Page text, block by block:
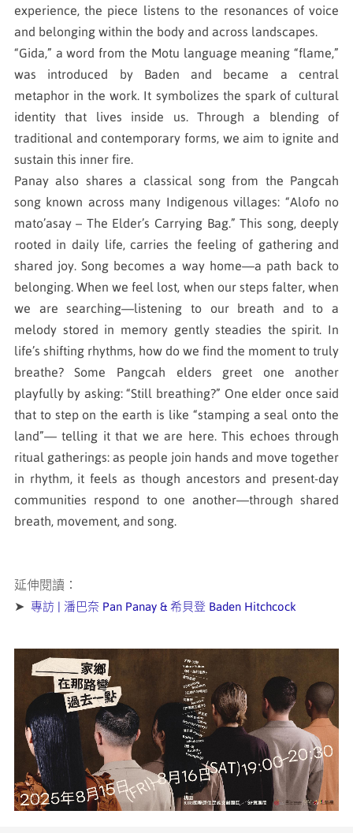
experience, the piece listens to the resonances of voice
and belonging within the body and across landscapes.
“Gida,” a word from the Motu language meaning “flame,”
was introduced by Baden and became a central
metaphor in the work. It symbolizes the spark of cultural
identity that lives inside us. Through a blending of
traditional and contemporary forms, we aim to ignite and
sustain this inner fire.
Panay also shares a classical song from the Pangcah
song known across many Indigenous villages: “Alofo no
mato’asay – The Elder’s Carrying Bag.” This song, deeply
rooted in daily life, carries the feeling of gathering and
shared joy. Song becomes a way home—a path back to
belonging. When we feel lost, when our steps falter, when
we are searching—listening to our breath and to a
melody stored in memory gently steadies the spirit. In
life’s shifting rhythms, how do we find the moment to truly
breathe? Some Pangcah elders greet one another
playfully by asking: “Still breathing?” One elder once said
that to step on the earth is like “stamping a seal onto the
land”— telling it that we are here. This echoes through
ritual gatherings: as people join hands and move together
in rhythm, it feels as though ancestors and present-day
communities respond to one another—through shared
breath, movement, and song.
延伸閱讀：
➤ 專訪 | 潘巴奈 Pan Panay & 希貝登 Baden Hitchcock